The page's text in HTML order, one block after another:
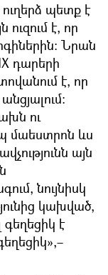
պետք է
ուզում է, որ
Նրան
դարերի
է, որ
ու
մաեստրոն ևս
այն
նույնիսկ
կախված,
է